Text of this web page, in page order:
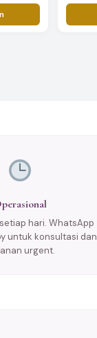
hari. WhatsApp
untuk konsultasi dan
urgent.